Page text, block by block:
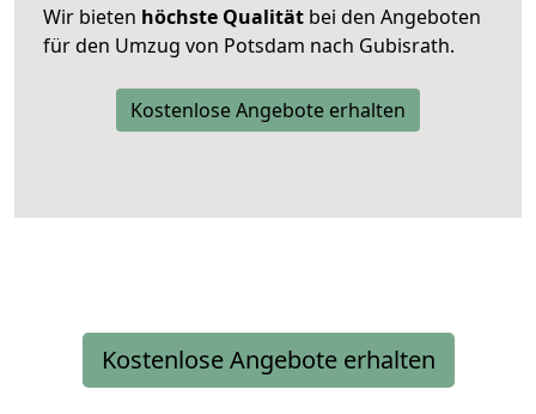
Wir bieten höchste Qualität bei den Angeboten
für den Umzug von Potsdam nach Gubisrath.
Kostenlose Angebote erhalten
Kostenlose Angebote erhalten